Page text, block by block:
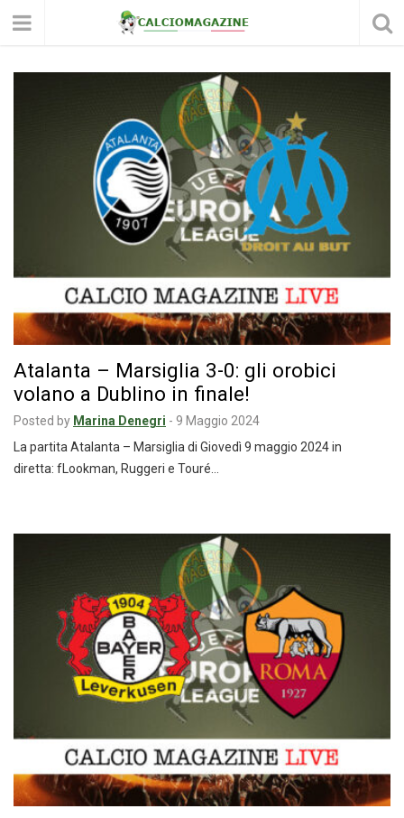
Atalanta – Marsiglia 3-0: gli orobici
volano a Dublino in finale!
Posted by Marina Denegri - 9 Maggio 2024
La partita Atalanta – Marsiglia di Giovedì 9 maggio 2024 in
diretta: fLookman, Ruggeri e Touré…